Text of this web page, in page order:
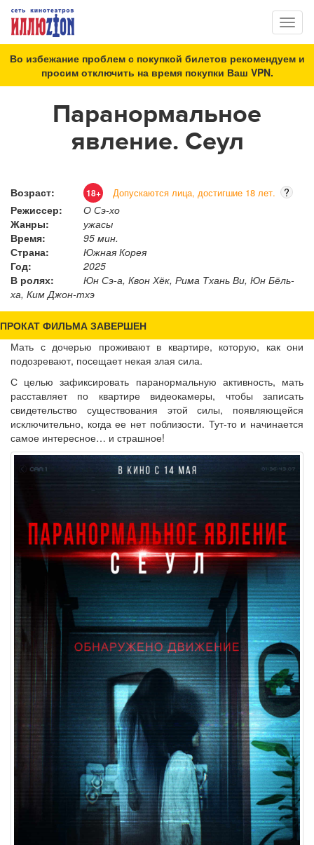
Во избежание проблем с покупкой билетов рекомендуем и
просим отключить на время покупки Ваш VPN.
Паранормальное
явление. Сеул
Возраст: 18+ Допускаются лица, достигшие 18 лет.
?
Режиссер:
О Сэ-хо
Жанры:
ужасы
Время:
95 мин.
Страна:
Южная Корея
Год:
2025
В ролях:
Юн Сэ-а, Квон Хёк, Рима Тхань Ви, Юн Бёль-
ха, Ким Джон-тхэ
ПРОКАТ ФИЛЬМА ЗАВЕРШЕН
Мать с дочерью проживают в квартире, которую, как они
подозревают, посещает некая злая сила.
С целью зафиксировать паранормальную активность, мать
расставляет по квартире видеокамеры, чтобы записать
свидетельство существования этой силы, появляющейся
исключительно, когда ее нет поблизости. Тут-то и начинается
самое интересное… и страшное!